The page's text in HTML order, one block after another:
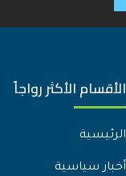
الأقسام الأكثر رواجاً
الرئيسية
أخبار سياسية